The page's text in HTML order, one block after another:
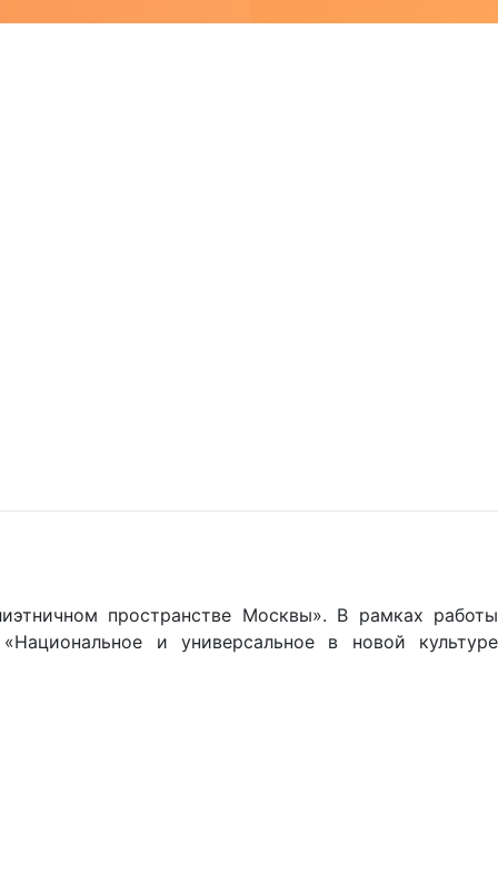
пространстве Москвы». В рамках работы
«Национальное и универсальное в новой культуре